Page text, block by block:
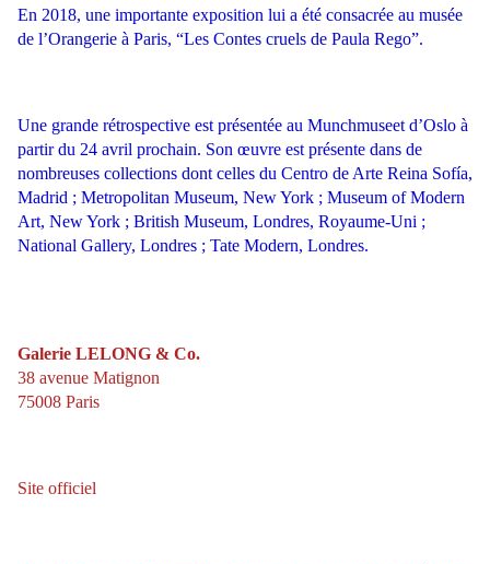
En 2018, une importante exposition lui a été consacrée au musée
de l’Orangerie à Paris, “Les Contes cruels de Paula Rego”.
Une grande rétrospective est présentée au Munchmuseet d’Oslo à
partir du 24 avril prochain. Son œuvre est présente dans de
nombreuses collections dont celles du Centro de Arte Reina Sofía,
Madrid ; Metropolitan Museum, New York ; Museum of Modern
Art, New York ; British Museum, Londres, Royaume-Uni ;
National Gallery, Londres ; Tate Modern, Londres.
Galerie LELONG & Co.
38 avenue Matignon
75008 Paris
Site officiel